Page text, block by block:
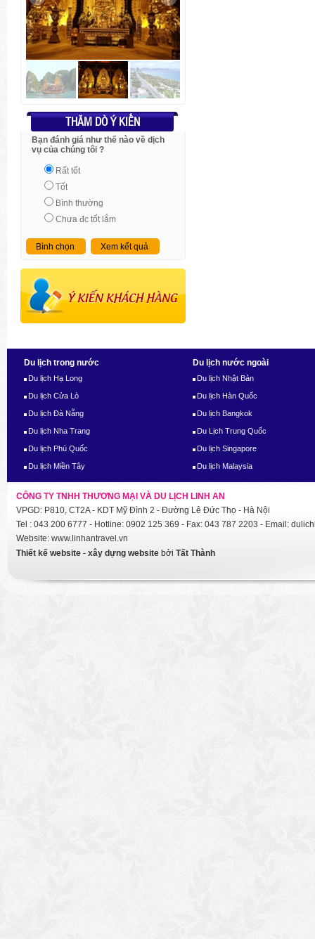
THĂM DÒ Ý KIẾN
Bạn đánh giá như thế nào về dịch
vụ của chúng tôi ?
Rất tốt
Tốt
Bình thường
Chưa đc tốt lắm
Bình chọn Xem kết quả
Du lịch trong nước
Du lịch Hạ Long
Du lịch Cửa Lò
Du lịch Đà Nẵng
Du lịch Nha Trang
Du lịch Phú Quốc
Du lịch Miền Tây
Du lịch nước ngoài
Du lịch Nhật Bản
Du lịch Hàn Quốc
Du lịch Bangkok
Du Lịch Trung Quốc
Du lịch Singapore
Du lịch Malaysia
CÔNG TY TNHH THƯƠNG MẠI VÀ DU LỊCH LINH AN
VPGD: P810, CT2A - KDT Mỹ Đình 2 - Đường Lê Đức Thọ - Hà Nội
Tel : 043 200 6777 - Hotline: 0902 125 369 - Fax: 043 787 2203 - Email:
Website: www.linhantravel.vn
Thiết kế website - xây dựng website bởi Tất Thành